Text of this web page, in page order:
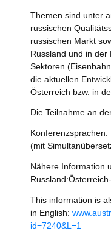
Themen sind unter
russischen
russischen Markt
Russland und in der
Sektoren
die aktuellen
Österreich bzw. in
Die Teilnahme an
Konferenzsprachen:
(mit
Nähere Information
This information is
in English:
id=7240&L=1